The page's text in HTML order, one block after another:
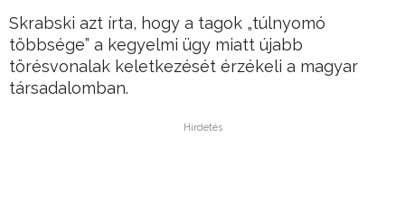
Skrabski azt írta, hogy a tagok „túlnyomó
többsége” a kegyelmi ügy miatt újabb
törésvonalak keletkezését érzékeli a magyar
társadalomban.
Hirdetés